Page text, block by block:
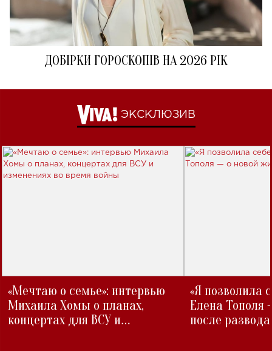
ДОБІРКИ ГОРОСКОПІВ НА 2026 РІК
ЭКСКЛЮЗИВ
«Мечтаю о семье»: интервью
Михаила Хомы о планах,
концертах для ВСУ и
«Я позволила
Елена Тополя
после развода